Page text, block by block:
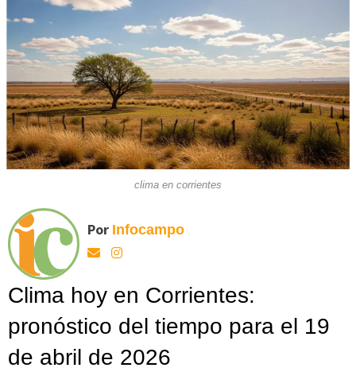
clima en corrientes
Por Infocampo
Clima hoy en Corrientes:
pronóstico del tiempo para el 19
de abril de 2026